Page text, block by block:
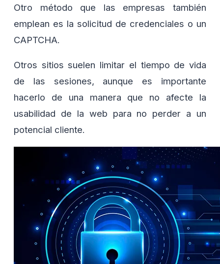
Otro método que las empresas también
emplean es la solicitud de credenciales o un
CAPTCHA.
Otros sitios suelen limitar el tiempo de vida
de las sesiones, aunque es importante
hacerlo de una manera que no afecte la
usabilidad de la web para no perder a un
potencial cliente.